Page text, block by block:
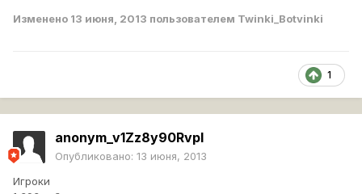
Изменено 13 июня, 2013 пользователем Twinki_Botvinki
1
anonym_v1Zz8y90RvpI
Опубликовано: 13 июня, 2013
Игроки